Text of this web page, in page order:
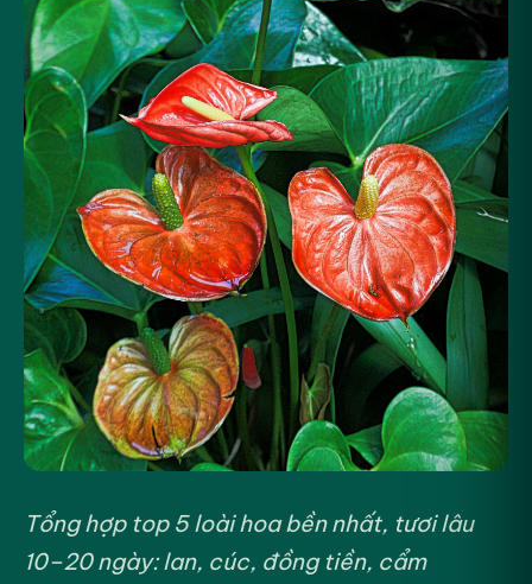
Tổng hợp top 5 loài hoa bền nhất, tươi lâu
10–20 ngày: lan, cúc, đồng tiền, cẩm